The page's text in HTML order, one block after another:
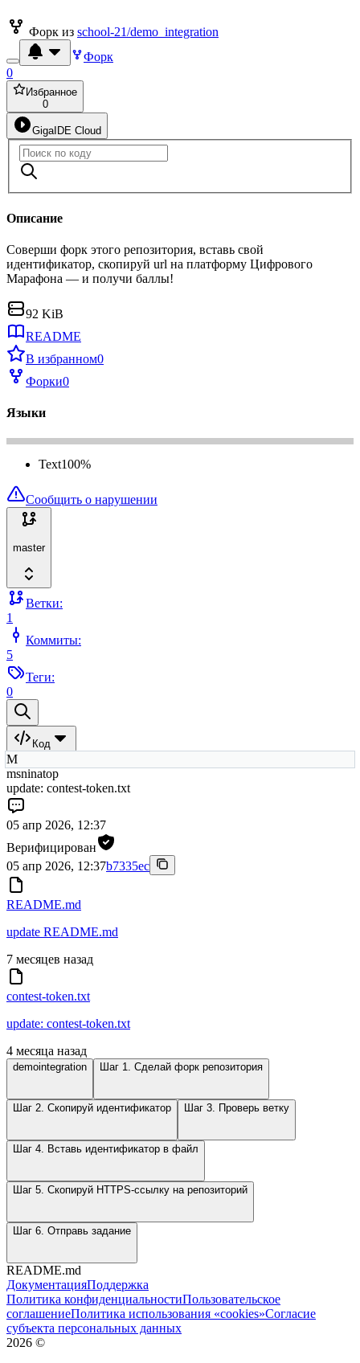
Форк из school-21/demo_integration
Форк
0
Избранное
0
GigaIDE Cloud
Описание
Соверши форк этого репозитория, вставь свой
идентификатор, скопируй url на платформу Цифрового
Марафона — и получи баллы!
92 KiB
README
В избранном0
Форки0
Языки
Text100%
Сообщить о нарушении
master
Ветки:
1
Коммиты:
5
Теги:
0
Код
M
msninatop
update: contest-token.txt
05 апр 2026, 12:37
Верифицирован
05 апр 2026, 12:37b7335ec
README.md
update README.md
7 месяцев назад
contest-token.txt
update: contest-token.txt
4 месяца назад
demointegration Шаг 1. Сделай форк репозитория
Шаг 2. Скопируй идентификатор Шаг 3. Проверь ветку
Шаг 4. Вставь идентификатор в файл
Шаг 5. Скопируй HTTPS-ссылку на репозиторий
Шаг 6. Отправь задание
README.md
ДокументацияПоддержка
Политика конфиденциальностиПользовательское
соглашениеПолитика использования «cookies»Согласие
субъекта персональных данных
2026 ©